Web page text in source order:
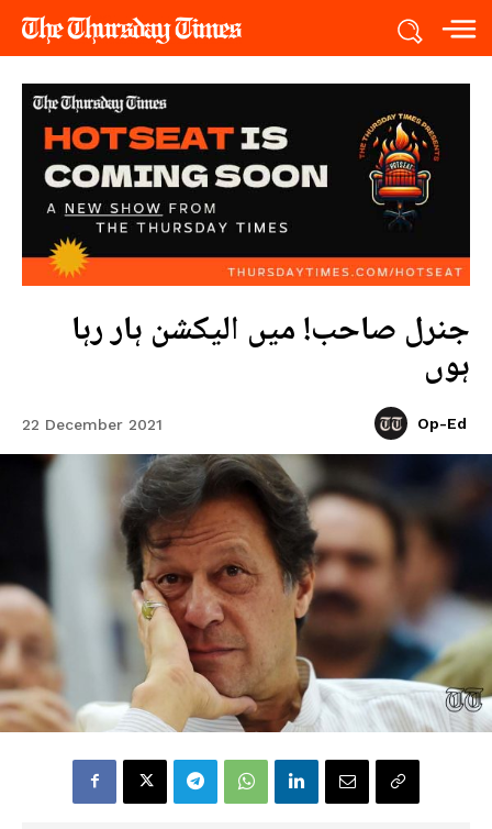
جنرل صاحب! میں الیکشن ہار رہا
ہوں
Op-Ed
22 December 2021